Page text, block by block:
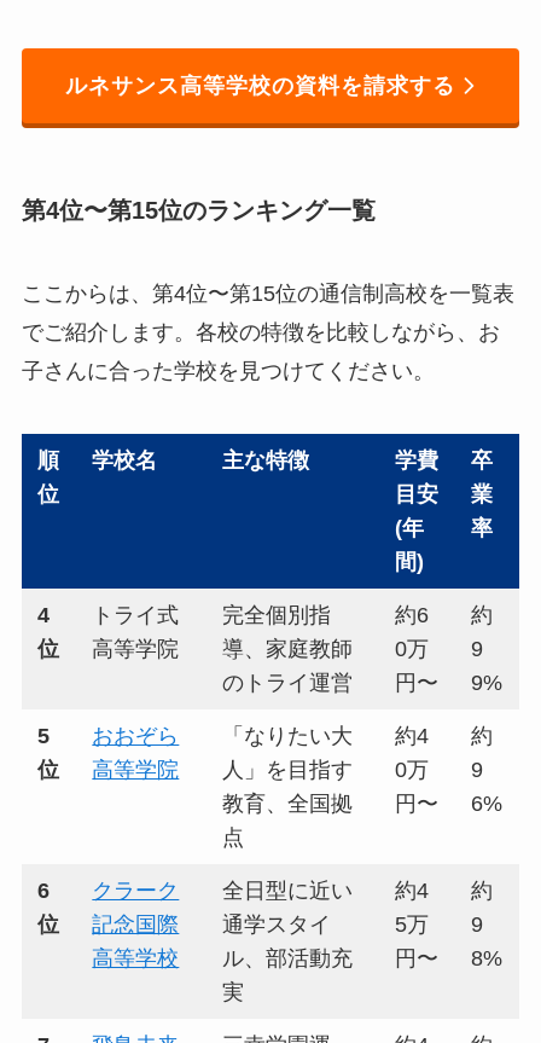
ルネサンス高等学校の資料を請求する
第4位〜第15位のランキング一覧
ここからは、第4位〜第15位の通信制高校を一覧表
でご紹介します。各校の特徴を比較しながら、お
子さんに合った学校を見つけてください。
順
位
学校名 主な特徴
学費
目安
(年
間)
卒
業
率
4
位
トライ式
高等学院
完全個別指
導、家庭教師
のトライ運営
約6
0万
円〜
約
9
9%
5
位
おおぞら
高等学院
「なりたい大
人」を目指す
教育、全国拠
点
約4
0万
円〜
約
9
6%
6
位
クラーク
記念国際
高等学校
全日型に近い
通学スタイ
ル、部活動充
実
約4
5万
円〜
約
9
8%